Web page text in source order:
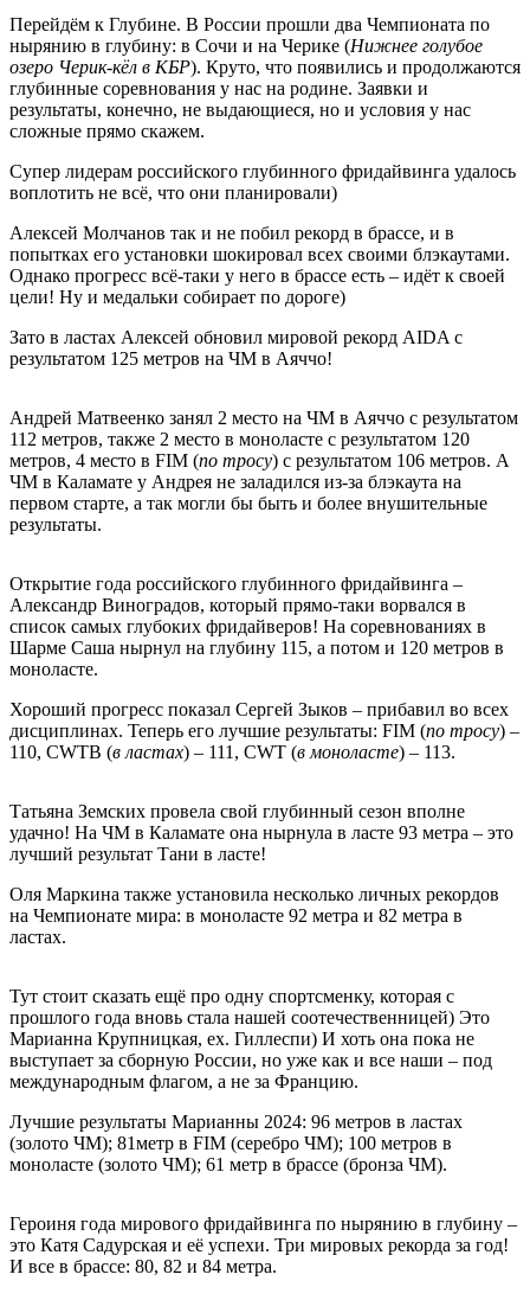
Перейдём к Глубине. В России прошли два Чемпионата по
нырянию в глубину: в Сочи и на Черике (Нижнее голубое
озеро Черик-кёл в КБР). Круто, что появились и продолжаются
глубинные соревнования у нас на родине. Заявки и
результаты, конечно, не выдающиеся, но и условия у нас
сложные прямо скажем.
Супер лидерам российского глубинного фридайвинга удалось
воплотить не всё, что они планировали)
Алексей Молчанов так и не побил рекорд в брассе, и в
попытках его установки шокировал всех своими блэкаутами.
Однако прогресс всё-таки у него в брассе есть – идёт к своей
цели! Ну и медальки собирает по дороге)
Зато в ластах Алексей обновил мировой рекорд AIDA с
результатом 125 метров на ЧМ в Аяччо!
Андрей Матвеенко занял 2 место на ЧМ в Аяччо с результатом
112 метров, также 2 место в моноласте с результатом 120
метров, 4 место в FIM (по тросу) с результатом 106 метров. А
ЧМ в Каламате у Андрея не заладился из-за блэкаута на
первом старте, а так могли бы быть и более внушительные
результаты.
Открытие года российского глубинного фридайвинга –
Александр Виноградов, который прямо-таки ворвался в
список самых глубоких фридайверов! На соревнованиях в
Шарме Саша нырнул на глубину 115, а потом и 120 метров в
моноласте.
Хороший прогресс показал Сергей Зыков – прибавил во всех
дисциплинах. Теперь его лучшие результаты: FIM (по тросу) –
110, CWTB (в ластах) – 111, CWT (в моноласте) – 113.
Татьяна Земских провела свой глубинный сезон вполне
удачно! На ЧМ в Каламате она нырнула в ласте 93 метра – это
лучший результат Тани в ласте!
Оля Маркина также установила несколько личных рекордов
на Чемпионате мира: в моноласте 92 метра и 82 метра в
ластах.
Тут стоит сказать ещё про одну спортсменку, которая с
прошлого года вновь стала нашей соотечественницей) Это
Марианна Крупницкая, ex. Гиллеспи) И хоть она пока не
выступает за сборную России, но уже как и все наши – под
международным флагом, а не за Францию.
Лучшие результаты Марианны 2024: 96 метров в ластах
(золото ЧМ); 81метр в FIM (серебро ЧМ); 100 метров в
моноласте (золото ЧМ); 61 метр в брассе (бронза ЧМ).
Героиня года мирового фридайвинга по нырянию в глубину –
это Катя Садурская и её успехи. Три мировых рекорда за год!
И все в брассе: 80, 82 и 84 метра.